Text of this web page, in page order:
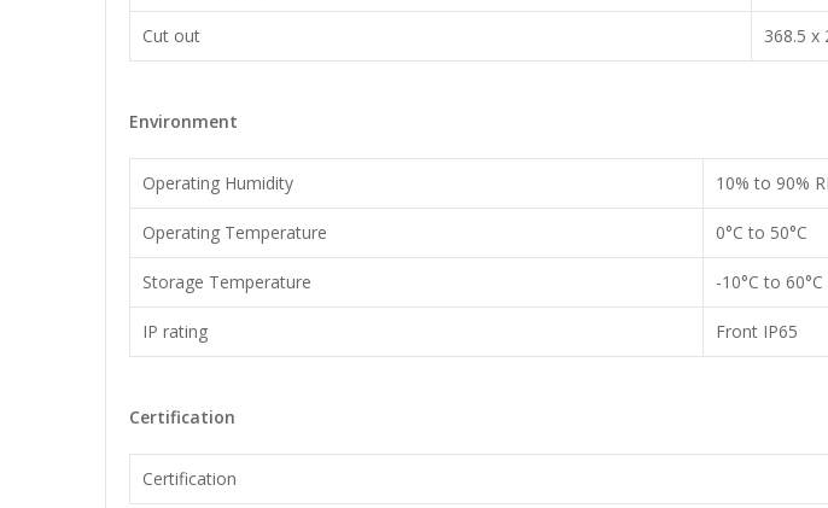
Cut out 368.5 x
Environment
Operating Humidity 10% to 90%
Operating Temperature 0°C to 50°C
Storage Temperature -10°C to 60°C
IP rating Front IP65
Certification
Certification